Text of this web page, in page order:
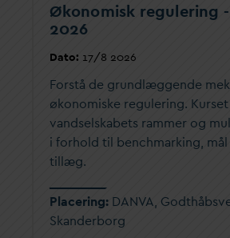
Økonomisk regulering
2026
Dato: 17/8 2026
Forstå de grundlæggende
økonomiske regulering.
vandselskabets rammer og
i forhold til benchmarking,
tillæg.
Placering: DANVA,
Skanderborg